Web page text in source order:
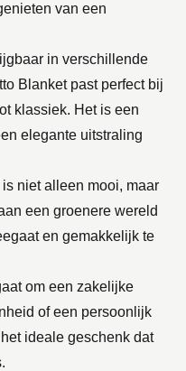
van een
in verschillende
Blanket past perfect bij
klassiek. Het is een
elegante uitstraling
niet alleen mooi, maar
een groenere wereld
en gemakkelijk te
om een zakelijke
of een persoonlijk
ideale geschenk dat